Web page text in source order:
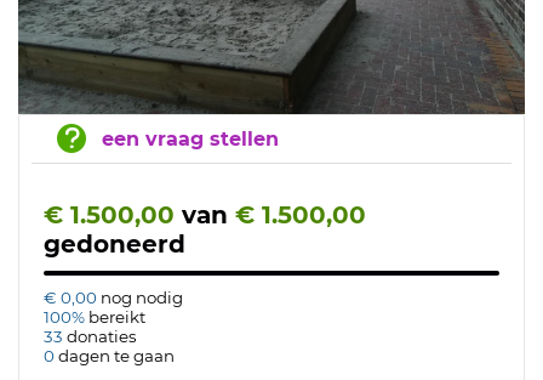
een vraag stellen
€ 1.500,00 van € 1.500,00
gedoneerd
€ 0,00 nog nodig
100% bereikt
33 donaties
0dagen te gaan